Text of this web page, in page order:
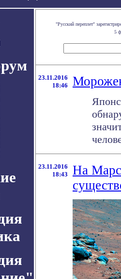
"Русский переплет"
5
23.11.2016
18:46
23.11.2016
18:43
На